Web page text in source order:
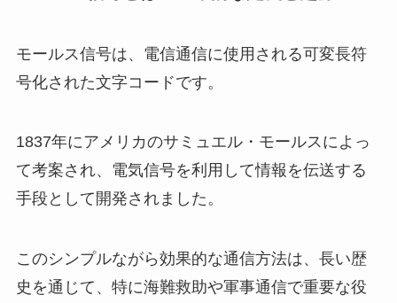
モールス信号は、電信通信に使用される可変長符
号化された文字コードです。
1837年にアメリカのサミュエル・モールスによっ
て考案され、電気信号を利用して情報を伝送する
手段として開発されました。
このシンプルながら効果的な通信方法は、長い歴
史を通じて、特に海難救助や軍事通信で重要な役